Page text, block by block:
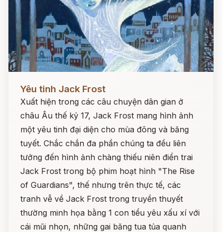
Yêu tinh Jack Frost
Xuất hiện trong các câu chuyện dân gian ở
châu Âu thế kỷ 17, Jack Frost mang hình ảnh
một yêu tinh đại diện cho mùa đông và băng
tuyết. Chắc chắn đa phần chúng ta đều liên
tưởng đến hình ảnh chàng thiếu niên điển trai
Jack Frost trong bộ phim hoạt hình "The Rise
of Guardians", thế nhưng trên thực tế, các
tranh vễ về Jack Frost trong truyền thuyết
thường minh họa bằng 1 con tiểu yêu xấu xí với
cái mũi nhọn, những gai băng tua tủa quanh